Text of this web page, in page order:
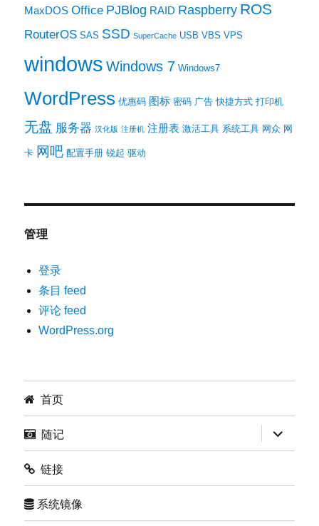
MaxDOS Office PJBlog RAID Raspberry ROS
RouterOS SAS SSD SuperCache USB VBS VPS
windows Windows 7 Windows7
WordPress 优惠码 图标 密码 广告 快捷方式 打印机
无盘 服务器 汉化版 注册机 注册表 激活工具 系统工具 网众 网
卡 网吧 配置手册 锐起 驱动
管理
登录
条目 feed
评论 feed
WordPress.org
首页
随记 展
开
子
链接
系统镜像